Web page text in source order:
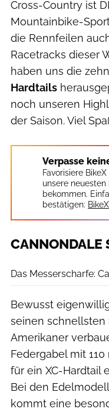
Cross-Country ist
Mountainbike-
die Rennfeilen
Racetracks dieser
haben uns die
Hardtails
noch unseren
der Saison. Viel
Verpasse
Favorisiere
unsere
bekommen.
bestätigen:
CANNONDALE
Das Messerscharfe:
Bewusst
seinen schnellsten
Amerikaner
Federgabel mit
für ein XC-Hardtail
Bei den
kommt eine